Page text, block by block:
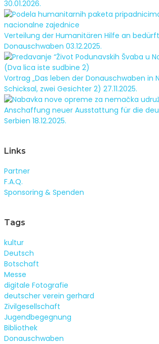
30.01.2026.
Verteilung der Humanitären Hilfe an
Donauschwaben 03.12.2025.
Vortrag „Das leben der Donauschwaben in
Schicksal, zwei Gesichter 2) 27.11.2025.
Anschaffung neuer Ausstattung für die
Serbien 18.12.2025.
Links
Partner
F.A.Q.
Sponsoring & Spenden
Tags
kultur
Deutsch
Botschaft
Messe
digitale Fotografie
deutscher verein gerhard
Zivilgesellschaft
Jugendbegegnung
Bibliothek
Donauschwaben